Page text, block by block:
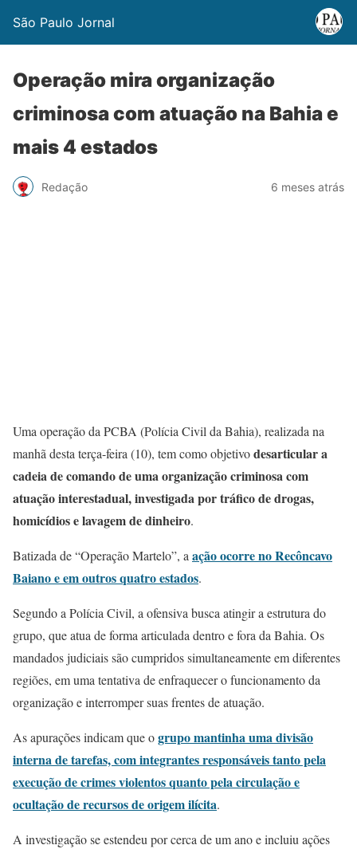
São Paulo Jornal
Operação mira organização
criminosa com atuação na Bahia e
mais 4 estados
Redação 6 meses atrás
Uma operação da PCBA (Polícia Civil da Bahia), realizada na
manhã desta terça-feira (10), tem como objetivodesarticular a
cadeia de comando de uma organização criminosa com
atuação interestadual, investigada por tráfico de drogas,
homicídios e lavagem de dinheiro.
Batizada de “Operação Martelo”, a ação ocorre no Recôncavo
Baiano e em outros quatro estados.
Segundo a Polícia Civil, a ofensiva busca atingir a estrutura do
grupo, que atua de forma articulada dentro e fora da Bahia. Os
mandados judiciais são cumpridos simultaneamente em diferentes
regiões, em uma tentativa de enfraquecer o funcionamento da
organização e interromper suas frentes de atuação.
As apurações indicam que ogrupo mantinha uma divisão
interna de tarefas, com integrantes responsáveis tanto pela
execução de crimes violentos quanto pela circulação e
ocultação de recursos de origem ilícita.
A investigação se estendeu por cerca de um ano e incluiu ações